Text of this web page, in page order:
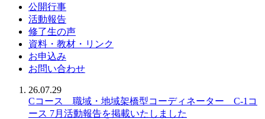
公開行事
活動報告
修了生の声
資料・教材・リンク
お申込み
お問い合わせ
26.07.29
Cコース 職域・地域架橋型コーディネーター C-1コ
ース 7月活動報告を掲載いたしました